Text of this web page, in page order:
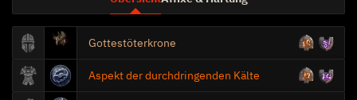
Bewegungsgeschwindigkeit
Gottestöterkrone
Aspekt der durchdringenden Kälte